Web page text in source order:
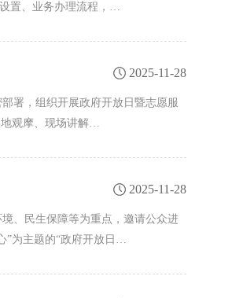
置、业务办理流程，…
2025-11-28
署，组织开展政府开放日暨志愿服
地观摩、现场讲解…
2025-11-28
、民生保障等为重点，邀请公众进
”为主题的“政府开放日…